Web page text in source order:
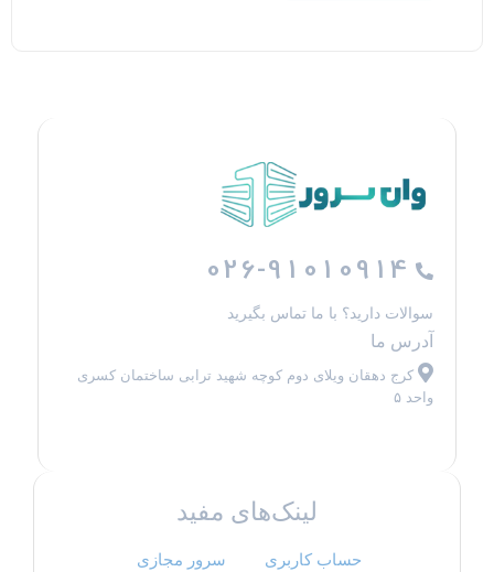
026-91010914
سوالات دارید؟ با ما تماس بگیرید
آدرس ما
کرج دهقان ویلای دوم کوچه شهید ترابی ساختمان کسری
واحد ۵
لینک‌های مفید
حساب کاربری
سرور مجازی